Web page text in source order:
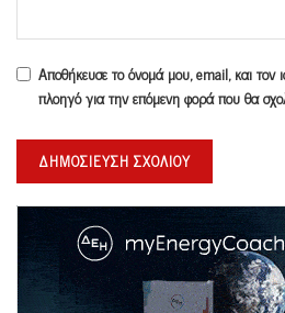
Αποθήκευσε το όνομά μου, email, και τον
πλοηγό για την επόμενη φορά που θα